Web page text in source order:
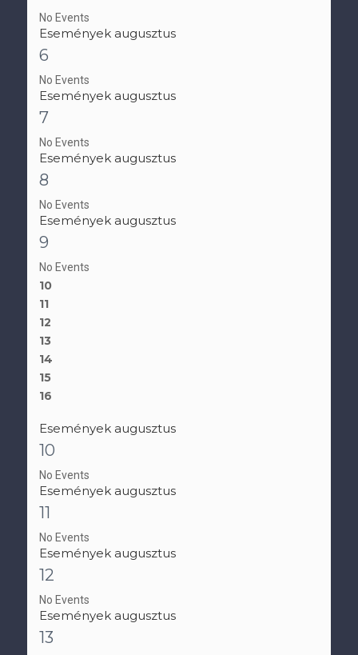
No Events
Események augusztus
6
No Events
Események augusztus
7
No Events
Események augusztus
8
No Events
Események augusztus
9
No Events
10
11
12
13
14
15
16
Események augusztus
10
No Events
Események augusztus
11
No Events
Események augusztus
12
No Events
Események augusztus
13